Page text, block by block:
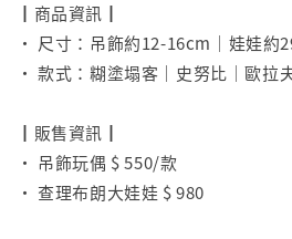
┃商品資訊┃
• 尺寸：吊飾約12-16cm｜娃娃約
• 款式：糊塗塌客｜史努比｜歐拉
┃販售資訊┃
• 吊飾玩偶 $ 550/款
• 查理布朗大娃娃 $ 980